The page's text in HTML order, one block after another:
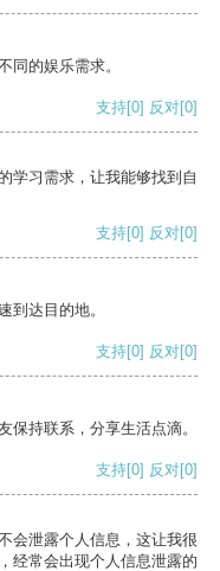
同的娱乐需求。
支持[0] 反对[0]
学习需求，让我能够找到自
支持[0] 反对[0]
到达目的地。
支持[0] 反对[0]
保持联系，分享生活点滴。
支持[0] 反对[0]
会泄露个人信息，这让我很
经常会出现个人信息泄露的